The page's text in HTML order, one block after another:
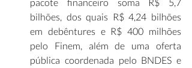
bilhões, dos quais R$ 4,24 bilhões
em debêntures e R$ 400 milhões
pelo Finem, além de uma oferta
pública coordenada pelo BNDES e